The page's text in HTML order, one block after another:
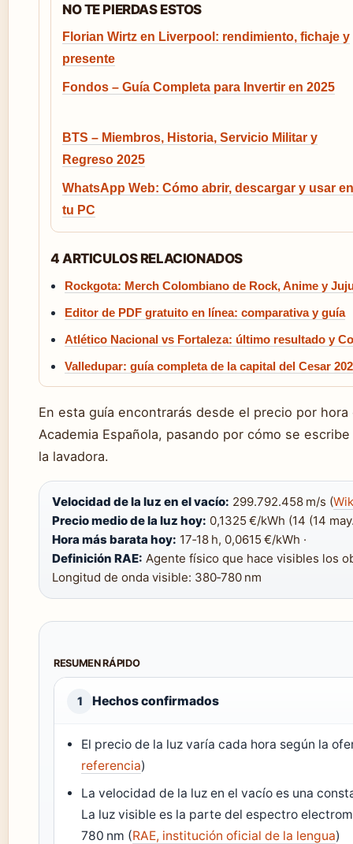
NO TE PIERDAS ESTOS
Florian Wirtz en Liverpool: rendimiento, fichaje y
presente
Fondos – Guía Completa para Invertir en 2025
BTS – Miembros, Historia, Servicio Militar y
Regreso 2025
WhatsApp Web: Cómo abrir, descargar y usar en
tu PC
4 ARTICULOS RELACIONADOS
Rockgota: Merch Colombiano de Rock, Anime y
Editor de PDF gratuito en línea: comparativa y guía
Atlético Nacional vs Fortaleza: último resultado y
Valledupar: guía completa de la capital del Cesar
En esta guía encontrarás desde el precio por
Academia Española, pasando por cómo se
la lavadora.
Velocidad de la luz en el vacío: 299.792.458 m/s (
Precio medio de la luz hoy: 0,1325 €/kWh (14 (14
Hora más barata hoy: 17‑18 h, 0,0615 €/kWh ·
Definición RAE: Agente físico que hace visibles los
Longitud de onda visible: 380‑780 nm
RESUMEN RÁPIDO
1 Hechos confirmados
El precio de la luz varía cada hora según la
referencia)
La velocidad de la luz en el vacío es una
La luz visible es la parte del espectro
780 nm (RAE, institución oficial de la lengua)